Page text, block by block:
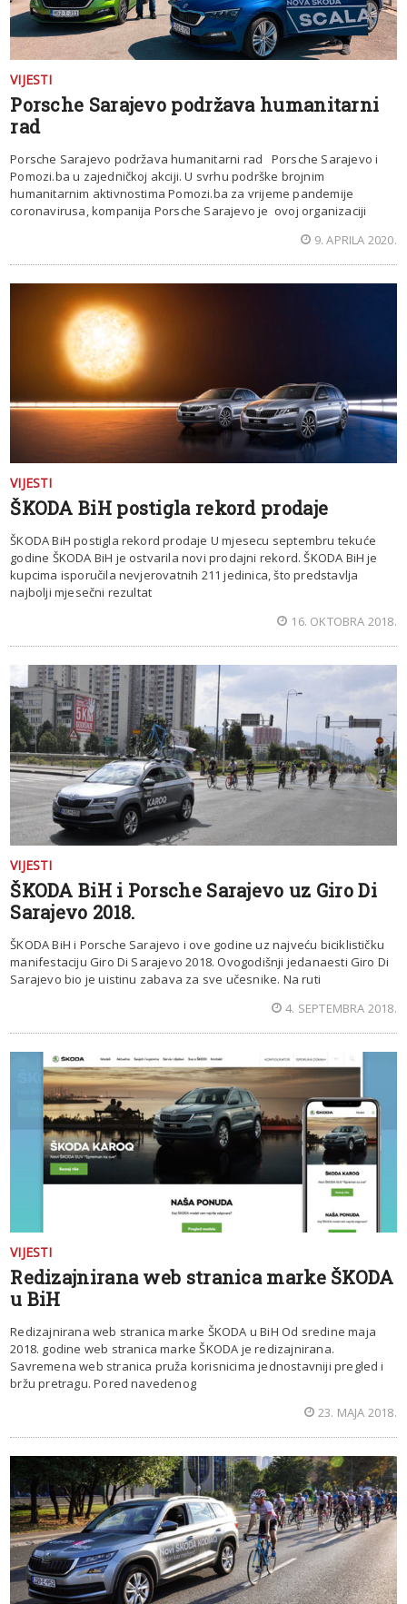
VIJESTI
Porsche Sarajevo podržava humanitarni
rad
Porsche Sarajevo podržava humanitarni rad Porsche Sarajevo i
Pomozi.ba u zajedničkoj akciji. U svrhu podrške brojnim
humanitarnim aktivnostima Pomozi.ba za vrijeme pandemije
coronavirusa, kompanija Porsche Sarajevo je ovoj organizaciji
9. APRILA 2020.
VIJESTI
ŠKODA BiH postigla rekord prodaje
ŠKODA BiH postigla rekord prodaje U mjesecu septembru tekuće
godine ŠKODA BiH je ostvarila novi prodajni rekord. ŠKODA BiH je
kupcima isporučila nevjerovatnih 211 jedinica, što predstavlja
najbolji mjesečni rezultat
16. OKTOBRA 2018.
VIJESTI
ŠKODA BiH i Porsche Sarajevo uz Giro Di
Sarajevo 2018.
ŠKODA BiH i Porsche Sarajevo i ove godine uz najveću biciklističku
manifestaciju Giro Di Sarajevo 2018. Ovogodišnji jedanaesti Giro Di
Sarajevo bio je uistinu zabava za sve učesnike. Na ruti
4. SEPTEMBRA 2018.
VIJESTI
Redizajnirana web stranica marke ŠKODA
u BiH
Redizajnirana web stranica marke ŠKODA u BiH Od sredine maja
2018. godine web stranica marke ŠKODA je redizajnirana.
Savremena web stranica pruža korisnicima jednostavniji pregled i
bržu pretragu. Pored navedenog
23. MAJA 2018.